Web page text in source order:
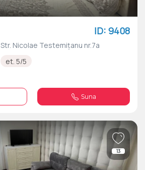
ID: 9408
Chișinău , Centru Str. Nicolae Testemițanu nr.7a
et. 5/5
Suna
13